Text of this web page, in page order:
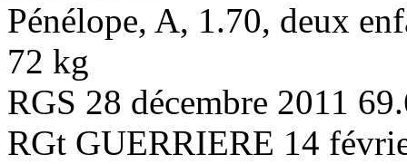
Pénélope, A, 1.70, deux
72 kg
RGS 28 décembre 2011
RGt GUERRIERE 14